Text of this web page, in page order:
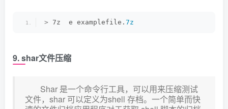
> 7z  e examplefile. 7z
9. shar文件压缩
Shar 是一个命令行工具，可以用来压缩测试
文件，shar 可以定义为shell 存档。一个简单而快